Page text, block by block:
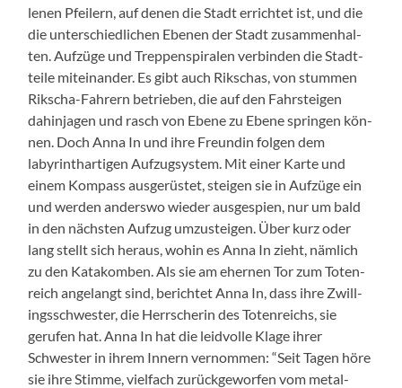
lenen Pfeil­ern, auf denen die Stadt errichtet ist, und die
die unter­schiedlichen Ebe­nen der Stadt zusam­men­hal­
ten. Aufzüge und Trep­pen­spi­ralen verbinden die Stadt­
teile miteinan­der. Es gibt auch Rikschas, von stum­men
Rikscha-Fahrern betrieben, die auf den Fahrsteigen
dahin­ja­gen und rasch von Ebene zu Ebene sprin­gen kön­
nen. Doch Anna In und ihre Fre­undin fol­gen dem
labyrinthar­ti­gen Aufzugsys­tem. Mit ein­er Karte und
einem Kom­pass aus­gerüstet, steigen sie in Aufzüge ein
und wer­den ander­swo wieder aus­ge­spi­en, nur um bald
in den näch­sten Aufzug umzusteigen. Über kurz oder
lang stellt sich her­aus, wohin es Anna In zieht, näm­lich
zu den Katakomben. Als sie am ehernen Tor zum Toten­
re­ich ange­langt sind, berichtet Anna In, dass ihre Zwill­
ingss­chwest­er, die Herrscherin des Toten­re­ichs, sie
gerufen hat. Anna In hat die lei­d­volle Klage ihrer
Schwest­er in ihrem Innern ver­nom­men: “Seit Tagen höre
sie ihre Stimme, vielfach zurück­ge­wor­fen vom met­al­